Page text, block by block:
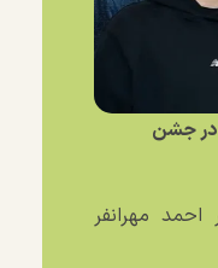
جشن
احمد مهرانفر